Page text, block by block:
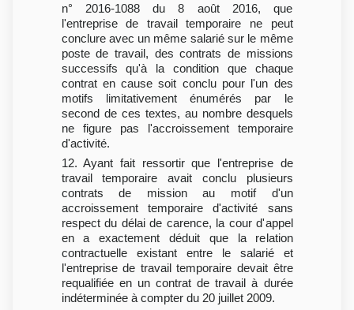
n° 2016-1088 du 8 août 2016, que
l'entreprise de travail temporaire ne peut
conclure avec un même salarié sur le même
poste de travail, des contrats de missions
successifs qu'à la condition que chaque
contrat en cause soit conclu pour l'un des
motifs limitativement énumérés par le
second de ces textes, au nombre desquels
ne figure pas l'accroissement temporaire
d'activité.
12. Ayant fait ressortir que l'entreprise de
travail temporaire avait conclu plusieurs
contrats de mission au motif d'un
accroissement temporaire d'activité sans
respect du délai de carence, la cour d'appel
en a exactement déduit que la relation
contractuelle existant entre le salarié et
l'entreprise de travail temporaire devait être
requalifiée en un contrat de travail à durée
indéterminée à compter du 20 juillet 2009.